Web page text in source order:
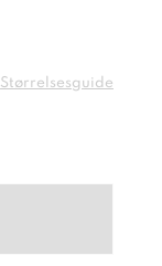
Størrelsesguide